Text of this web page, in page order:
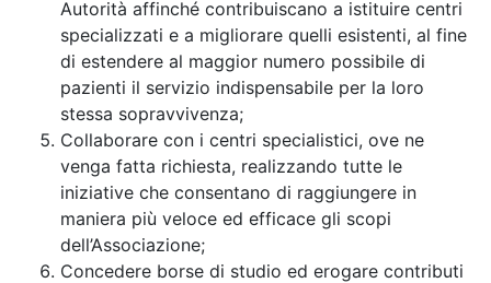
Autorità affinché contribuiscano a istituire centri
specializzati e a migliorare quelli esistenti, al fine
di estendere al maggior numero possibile di
pazienti il servizio indispensabile per la loro
stessa sopravvivenza;
Collaborare con i centri specialistici, ove ne
venga fatta richiesta, realizzando tutte le
iniziative che consentano di raggiungere in
maniera più veloce ed efficace gli scopi
dell’Associazione;
Concedere borse di studio ed erogare contributi